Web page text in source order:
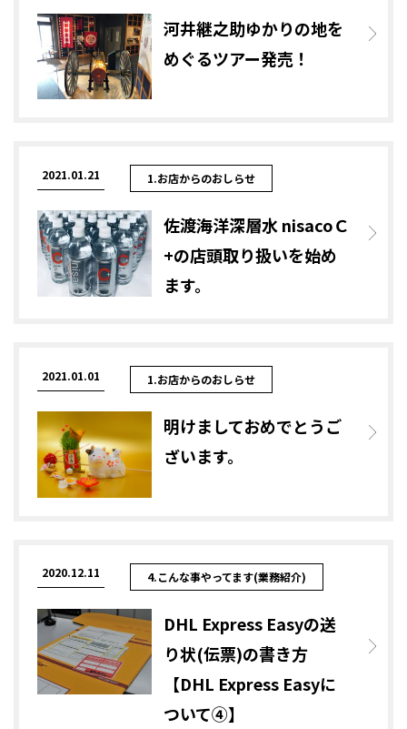
河井継之助ゆかりの地を
めぐるツアー発売！
2021.01.21 1.お店からのおしらせ
佐渡海洋深層水 nisacoＣ
+の店頭取り扱いを始め
ます。
2021.01.01 1.お店からのおしらせ
明けましておめでとうご
ざいます。
2020.12.11 4.こんな事やってます(業務紹介)
DHL Express Easyの送
り状(伝票)の書き方
【DHL Express Easyに
ついて④】